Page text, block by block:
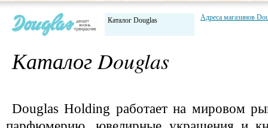
Каталог Douglas Адреса магазинов
Каталог Douglas
Douglas Holding работает на мировом